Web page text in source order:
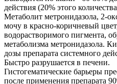
действия (20% этого
Метаболит метронидазола, 2-
мочу в красно-коричневый
водорастворимого пигмента,
метаболизма метронидазола.
дозы препарата системного
Быстро разрушается в печени.
Гистогематические барьеры
после применения препарата